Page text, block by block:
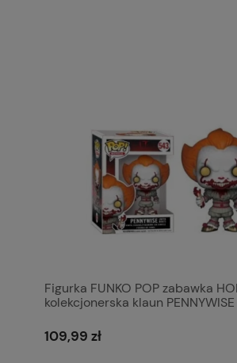
Figurka FUNKO POP zabawka
kolekcjonerska klaun PENNYWISE
109,99 zł